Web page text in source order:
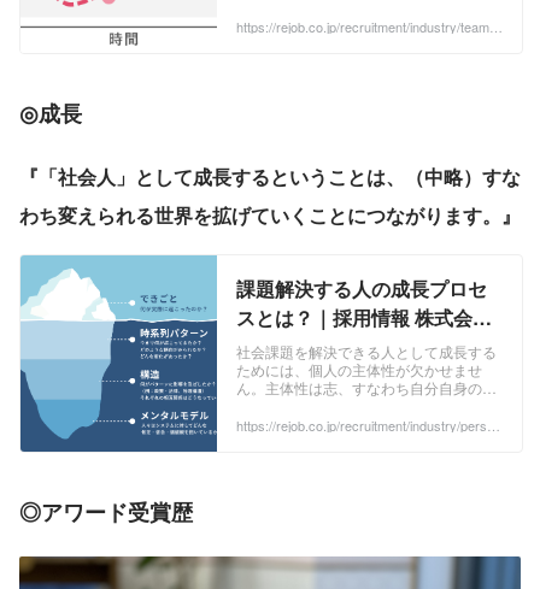
の大きな課題から、伝統文化の継承、過
https://rejob.co.jp/recruitment/industry/team_
◎成長
『「社会人」として成長するということは、（中略）すな
わち変えられる世界を拡げていくことにつながります。』
課題解決する人の成長プロセ
スとは？｜採用情報 株式会社
リジョブ
社会課題を解決できる人として成長する
ためには、個人の主体性が欠かせませ
ん。主体性は志、すなわち自分自身の志
ける姿勢とも言い換えられます。 ...
https://rejob.co.jp/recruitment/industry/person
◎アワード受賞歴